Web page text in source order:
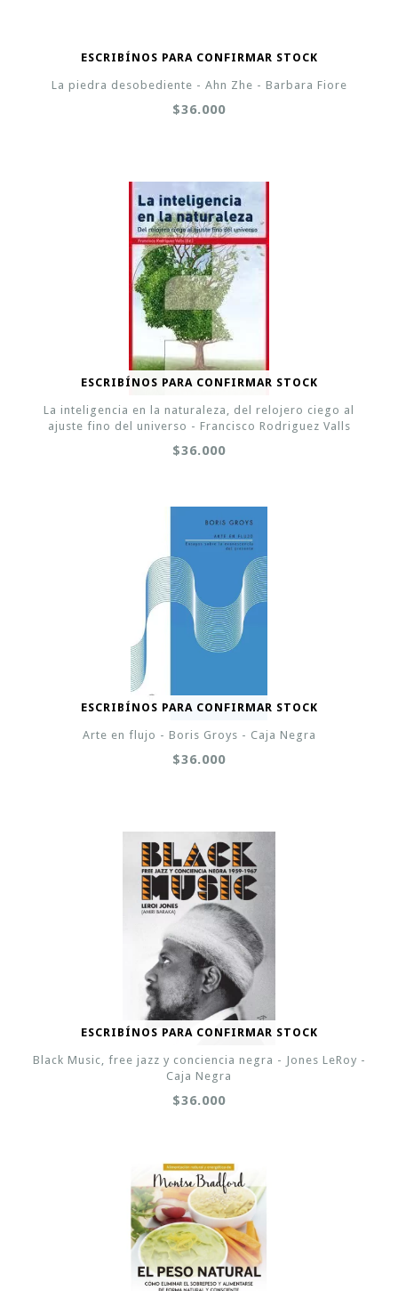
ESCRIBÍNOS PARA CONFIRMAR STOCK
La piedra desobediente - Ahn Zhe - Barbara Fiore
$36.000
ESCRIBÍNOS PARA CONFIRMAR STOCK
La inteligencia en la naturaleza, del relojero ciego al
ajuste fino del universo - Francisco Rodriguez Valls
$36.000
ESCRIBÍNOS PARA CONFIRMAR STOCK
Arte en flujo - Boris Groys - Caja Negra
$36.000
ESCRIBÍNOS PARA CONFIRMAR STOCK
Black Music, free jazz y conciencia negra - Jones LeRoy -
Caja Negra
$36.000